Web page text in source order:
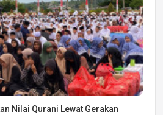
Nilai Qurani Lewat Gerakan